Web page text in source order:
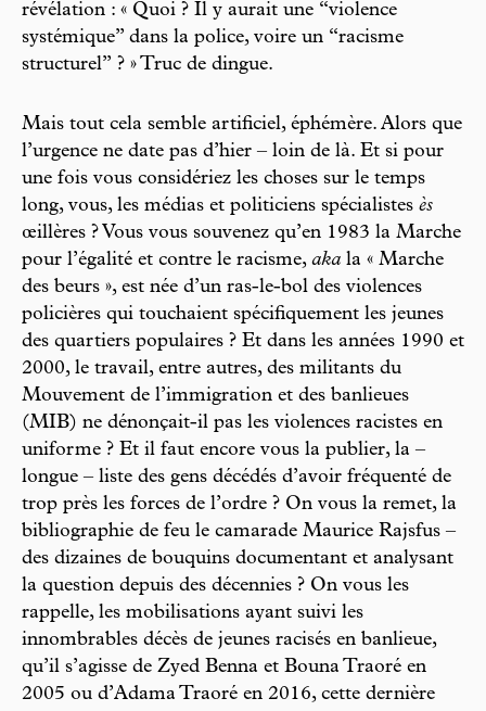
révélation : « Quoi ? Il y aurait une “violence
systémique” dans la police, voire un “racisme
structurel” ? » Truc de dingue.
Mais tout cela semble artificiel, éphémère. Alors que
l’urgence ne date pas d’hier – loin de là. Et si pour
une fois vous considériez les choses sur le temps
long, vous, les médias et politiciens spécialistes ès
œillères ? Vous vous souvenez qu’en 1983 la Marche
pour l’égalité et contre le racisme, aka la « Marche
des beurs », est née d’un ras-le-bol des violences
policières qui touchaient spécifiquement les jeunes
des quartiers populaires ? Et dans les années 1990 et
2000, le travail, entre autres, des militants du
Mouvement de l’immigration et des banlieues
(MIB) ne dénonçait-il pas les violences racistes en
uniforme ? Et il faut encore vous la publier, la –
longue – liste des gens décédés d’avoir fréquenté de
trop près les forces de l’ordre ? On vous la remet, la
bibliographie de feu le camarade Maurice Rajsfus –
des dizaines de bouquins documentant et analysant
la question depuis des décennies ? On vous les
rappelle, les mobilisations ayant suivi les
innombrables décès de jeunes racisés en banlieue,
qu’il s’agisse de Zyed Benna et Bouna Traoré en
2005 ou d’Adama Traoré en 2016, cette dernière